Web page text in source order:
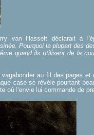
van Hasselt déclarait à
Pourquoi la plupart des
quand ils utilisent de la
au fil des pages
case se révèle pourtant
où l‘envie lui commande de